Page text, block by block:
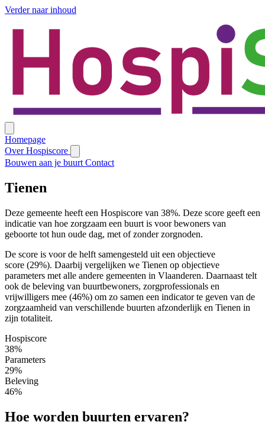
Verder naar inhoud
Homepage
Over Hospiscore
Bouwen aan je buurt Contact
Tienen
Deze gemeente heeft een Hospiscore van 38%. Deze score geeft een
indicatie van hoe zorgzaam een buurt is voor bewoners van
geboorte tot hun oude dag, met of zonder zorgnoden.
De score is voor de helft samengesteld uit een objectieve
score (29%). Daarbij vergelijken we Tienen op objectieve
parameters met alle andere gemeenten in Vlaanderen. Daarnaast telt
ook de beleving van buurtbewoners, zorgprofessionals en
vrijwilligers mee (46%) om zo samen een indicator te geven van de
zorgzaamheid van verschillende buurten afzonderlijk en Tienen in
zijn totaliteit.
Hospiscore
38%
Parameters
29%
Beleving
46%
Hoe worden buurten ervaren?